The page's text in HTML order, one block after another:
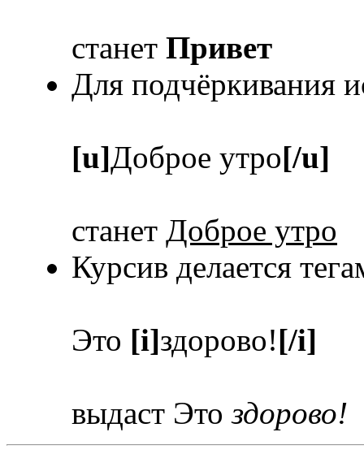
станет Привет
Для подчёркивания
[u]Доброе утро[/u]
станет Доброе утро
Курсив делается
Это [i]здорово![/i]
выдаст Этоздорово!